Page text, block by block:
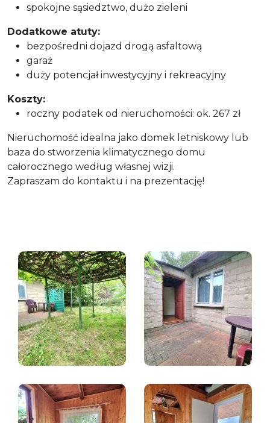
spokojne sąsiedztwo, dużo zieleni
Dodatkowe atuty:
bezpośredni dojazd drogą asfaltową
garaż
duży potencjał inwestycyjny i rekreacyjny
Koszty:
roczny podatek od nieruchomości: ok. 267 zł
Nieruchomość idealna jako domek letniskowy lub
baza do stworzenia klimatycznego domu
całorocznego według własnej wizji.
Zapraszam do kontaktu i na prezentację!